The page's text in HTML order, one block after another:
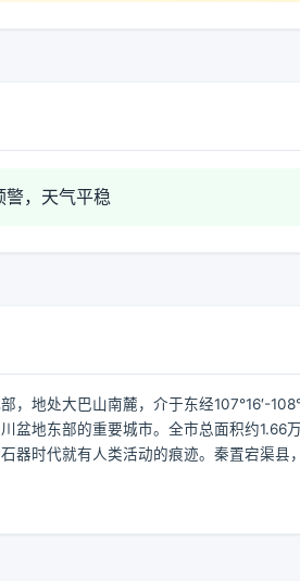
警，天气平稳
，地处大巴山南麓，介于东经107°16′-
盆地东部的重要城市。全市总面积约
器时代就有人类活动的痕迹。秦置宕渠县